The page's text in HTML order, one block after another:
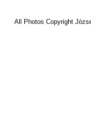
All Photos Copyright